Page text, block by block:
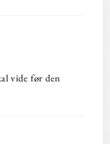
vide før den